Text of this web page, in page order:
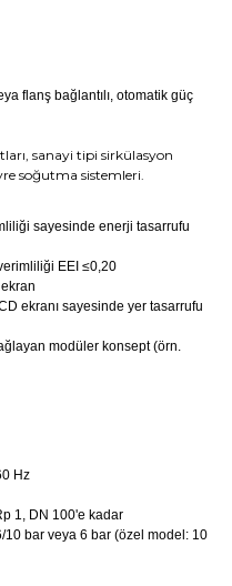
flanş bağlantılı, otomatik güç
sanayi tipi sirkülasyon
soğutma sistemleri.
sayesinde enerji tasarrufu
EEI ≤0,20
ekranı sayesinde yer tasarrufu
modüler konsept (örn.
Hz
1, DN 100'e kadar
10 bar veya 6 bar (özel model: 10